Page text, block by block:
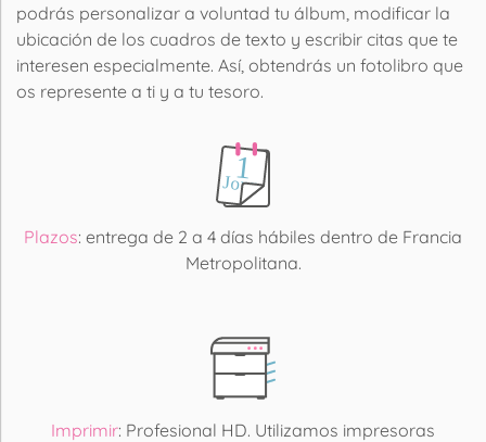
podrás personalizar a voluntad tu álbum, modificar la
ubicación de los cuadros de texto y escribir citas que te
interesen especialmente. Así, obtendrás un fotolibro que
os represente a ti y a tu tesoro.
Plazos: entrega de 2 a 4 días hábiles dentro de Francia
Metropolitana.
Imprimir: Profesional HD. Utilizamos impresoras